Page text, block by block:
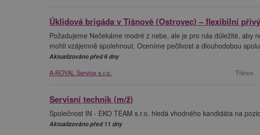
Úklidová brigáda v Tišnově (Ostrovec) – flexibilní
Požadujeme Nečekáme modré z nebe, ale je pro nás důležité, aby
mohli vzájemně spolehnout. Oceníme pečlivost a dlouhodobou
Aktualizováno před 6 dny
A-ROYAL Service s.r.o. Tišnov
Servisní technik (m/ž)
Společnost IN - EKO TEAM s.r.o. hledá vhodného kandidáta na
Aktualizováno před 11 dny